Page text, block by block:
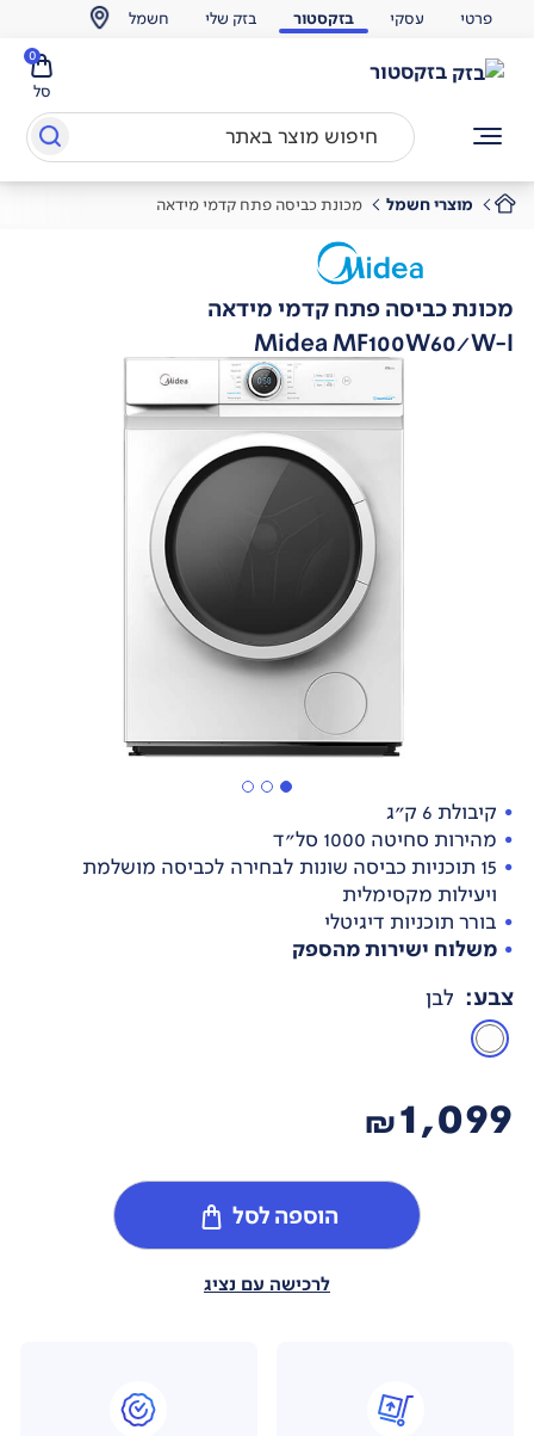
פרטי עסקי בזקסטור בזק שלי חשמל
בזקסטור
סל
0
מוצרי חשמל מכונת כביסה פתח קדמי מידאה
מכונת כביסה פתח קדמי מידאה
Midea MF100W60/W-I
קיבולת 6 ק״ג
מהירות סחיטה 1000 סל״ד
15 תוכניות כביסה שונות לבחירה לכביסה מושלמת
ויעילות מקסימלית
בורר תוכניות דיגיטלי
משלוח ישירות מהספק
צבע: לבן
1,099
₪
הוספה לסל
לרכישה עם נציג